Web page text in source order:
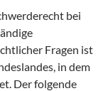
bei
Fragen ist
in dem
Der folgende